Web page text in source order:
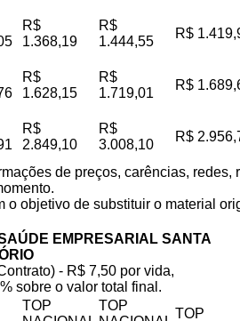
R$
1.368,19
R$
1.444,55
R$
R$
1.628,15
R$
1.719,01
R$
R$
2.849,10
R$
3.008,10
R$
de preços, carências,
o objetivo de substituir o material
EMPRESARIAL SANTA
- R$ 7,50 por vida,
sobre o valor total final.
TOP
TOP
TOP